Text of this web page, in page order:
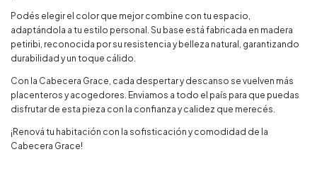
Podés elegir el color que mejor combine con tu espacio,
adaptándola a tu estilo personal. Su base está fabricada en madera
petiribi, reconocida por su resistencia y belleza natural, garantizando
durabilidad y un toque cálido.
Con la Cabecera Grace, cada despertar y descanso se vuelven más
placenteros y acogedores. Enviamos a todo el país para que puedas
disfrutar de esta pieza con la confianza y calidez que merecés.
¡Renová tu habitación con la sofisticación y comodidad de la
Cabecera Grace!